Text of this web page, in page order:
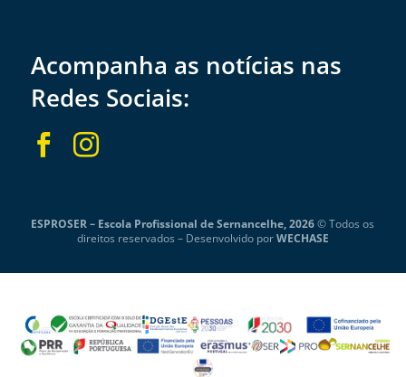
Acompanha as notícias nas
Redes Sociais:
 
ESPROSER – Escola Profissional de Sernancelhe, 2026© Todos os
direitos reservados – Desenvolvido porWECHASE